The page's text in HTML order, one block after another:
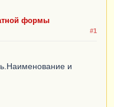
формы
#1
и